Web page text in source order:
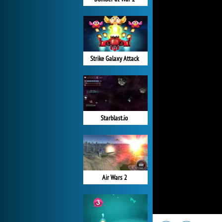
Strike Galaxy Attack
Starblast.io
Air Wars 2